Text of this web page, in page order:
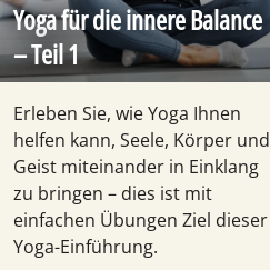
Yoga für die innere Balance
– Teil 1
Erleben Sie, wie Yoga Ihnen
helfen kann, Seele, Körper und
Geist mitein­ander in Einklang
zu bringen – dies ist mit
einfachen Übungen Ziel dieser
Yoga-Einführung.